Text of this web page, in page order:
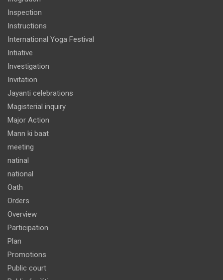
Inspection
Instructions
International Yoga Festival
Intiative
Investigation
Invitation
Jayanti celebrations
Magisterial inquiry
Major Action
Mann ki baat
meeting
natinal
national
Oath
Orders
Overview
Participation
Plan
Promotions
Public court